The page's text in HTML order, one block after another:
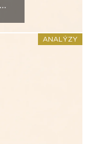
ANALÝZY